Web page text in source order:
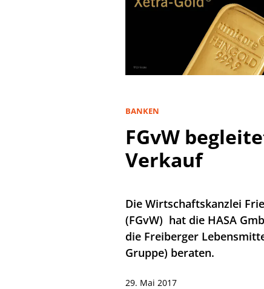
BANKEN
FGvW
Verkauf
Die Wirtschaftskanzlei
(FGvW) hat die HASA
die Freiberger
Gruppe) beraten.
29. Mai 2017